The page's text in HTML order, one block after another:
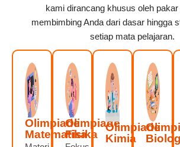
kami dirancang khusus oleh pakar
membimbing Anda dari dasar hingga
setiap mata pelajaran.
Olimpiade
Matematika
Olimpiade
Fisika
Olimpiade
Kimia